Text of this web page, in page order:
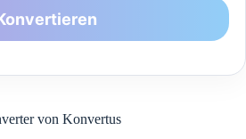
von Konvertus